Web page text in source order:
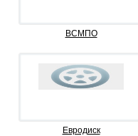
ВСМПО
Евродиск